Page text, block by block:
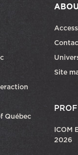
Québec
Site
ICOM
2026